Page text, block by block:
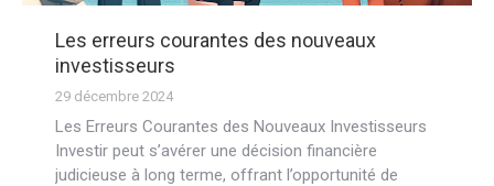
Les erreurs courantes des nouveaux
investisseurs
29 décembre 2024
Les Erreurs Courantes des Nouveaux Investisseurs
Investir peut s’avérer une décision financière
judicieuse à long terme, offrant l’opportunité de